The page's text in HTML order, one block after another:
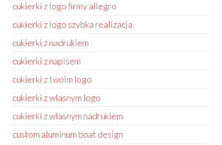
cukierki z logo firmy allegro
cukierki z logo szybka realizacja
cukierki z nadrukiem
cukierki z napisem
cukierki z twoim logo
cukierki z wlasnym logo
cukierki z własnym nadrukiem
custom aluminum boat design